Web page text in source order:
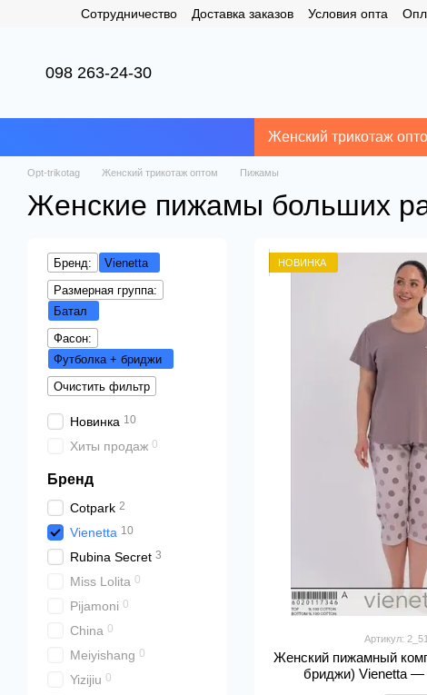
Перейти к основному контенту
Сотрудничество Доставка заказов Условия опта
098 263-24-30
Женский трикотаж
Opt-trikotag Женский трикотаж оптом Пижамы
Женские пижамы больших
НОВИНКА
Артикул:
Женский пижамный
бриджи) Vienetta —
Бренд:
Vienetta
Размерная группа:
Батал
Фасон:
Футболка + бриджи
Очистить фильтр
Новинка 10
Хиты продаж 0
Бренд
Cotpark 2
Vienetta 10
Rubina Secret 3
Miss Lolita 0
Pijamoni 0
China 0
Meiyishang 0
Yizijiu 0